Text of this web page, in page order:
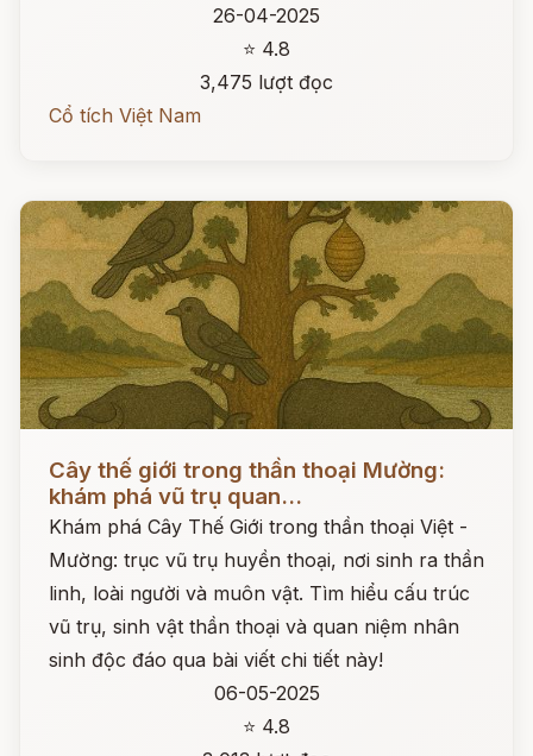
26-04-2025
⭐ 4.8
3,475 lượt đọc
Cổ tích Việt Nam
Cây thế giới trong thần thoại Mường:
khám phá vũ trụ quan...
Khám phá Cây Thế Giới trong thần thoại Việt -
Mường: trục vũ trụ huyền thoại, nơi sinh ra thần
linh, loài người và muôn vật. Tìm hiểu cấu trúc
vũ trụ, sinh vật thần thoại và quan niệm nhân
sinh độc đáo qua bài viết chi tiết này!
06-05-2025
⭐ 4.8